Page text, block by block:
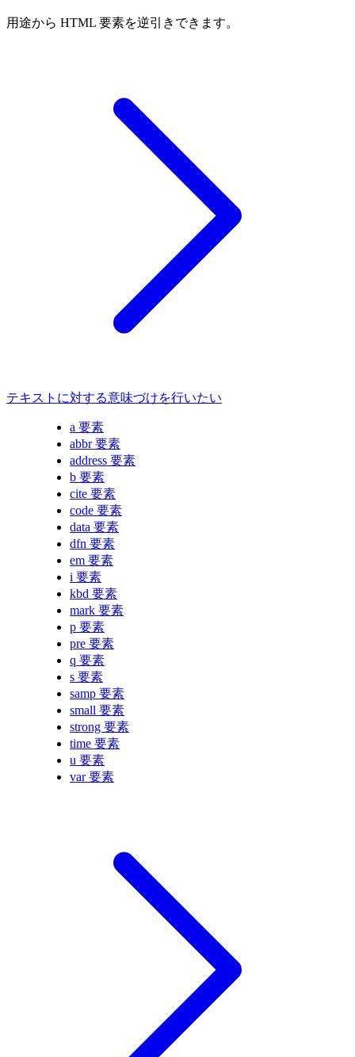
用途から HTML 要素を逆引きできます。
テキストに対する意味づけを行いたい
a 要素
abbr 要素
address 要素
b 要素
cite 要素
code 要素
data 要素
dfn 要素
em 要素
i 要素
kbd 要素
mark 要素
p 要素
pre 要素
q 要素
s 要素
samp 要素
small 要素
strong 要素
time 要素
u 要素
var 要素